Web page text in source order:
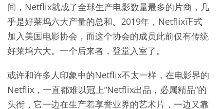
间，Netflix就成了全球生产电影数量最多的片商，几
乎是好莱坞六大产量的总和。2019年，Netflix正式
加入美国电影协会，而这个协会的成员此前仅有传统
好莱坞六大。一个后来者，登堂入室了。
或许和许多人印象中的Netflix不太一样，在电影界的
Netflix，一直都难以冠上“Netflix出品，必属精品”的
头衔，它一边在生产着享誉业界的艺术片，一边又靠